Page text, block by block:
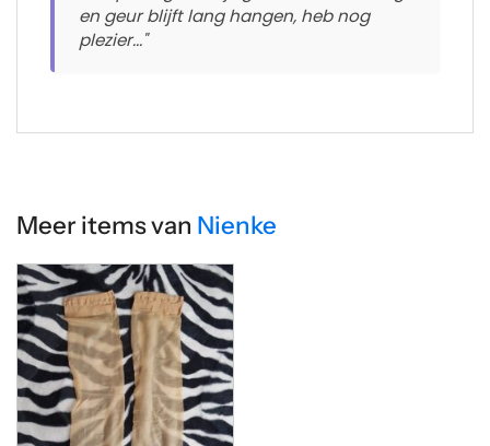
en geur blijft lang hangen, heb nog
plezier..."
Meer items van Nienke